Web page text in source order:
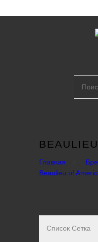
Главная
Beaulieu of
Список Сетка